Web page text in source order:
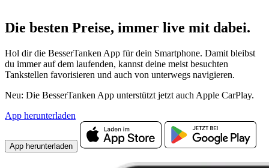
Die besten Preise, immer live mit dabei.
Hol dir die BesserTanken App für dein Smartphone. Damit bleibst
du immer auf dem laufenden, kannst deine meist besuchten
Tankstellen favorisieren und auch von unterwegs navigieren.
Neu: Die BesserTanken App unterstützt jetzt auch Apple CarPlay.
App herunterladen
App herunterladen